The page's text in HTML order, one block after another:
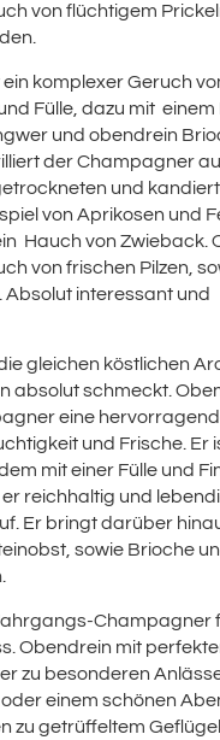
von flüchtigem
komplexer Geruch
Fülle, dazu mit einem
und obendrein
der Champagner
und
von Aprikosen und
Hauch von Zwieback.
von frischen Pilzen,
Absolut interessant und
gleichen köstlichen
absolut schmeckt.
eine
und Frische. Er
mit einer Fülle und
er reichhaltig und
Er bringt darüber
sowie Brioche
Champagner
Obendrein mit
zu besonderen
einem schönen
zu getrüffeltem